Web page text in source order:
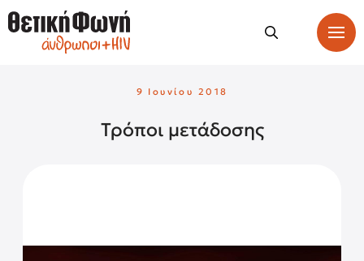
9 Ιουνίου 2018
Τρόποι μετάδοσης